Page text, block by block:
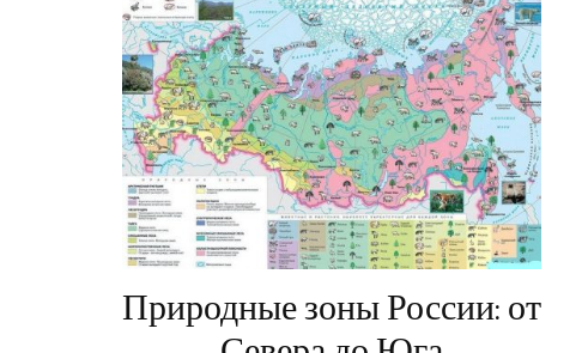
Природные зоны России: от